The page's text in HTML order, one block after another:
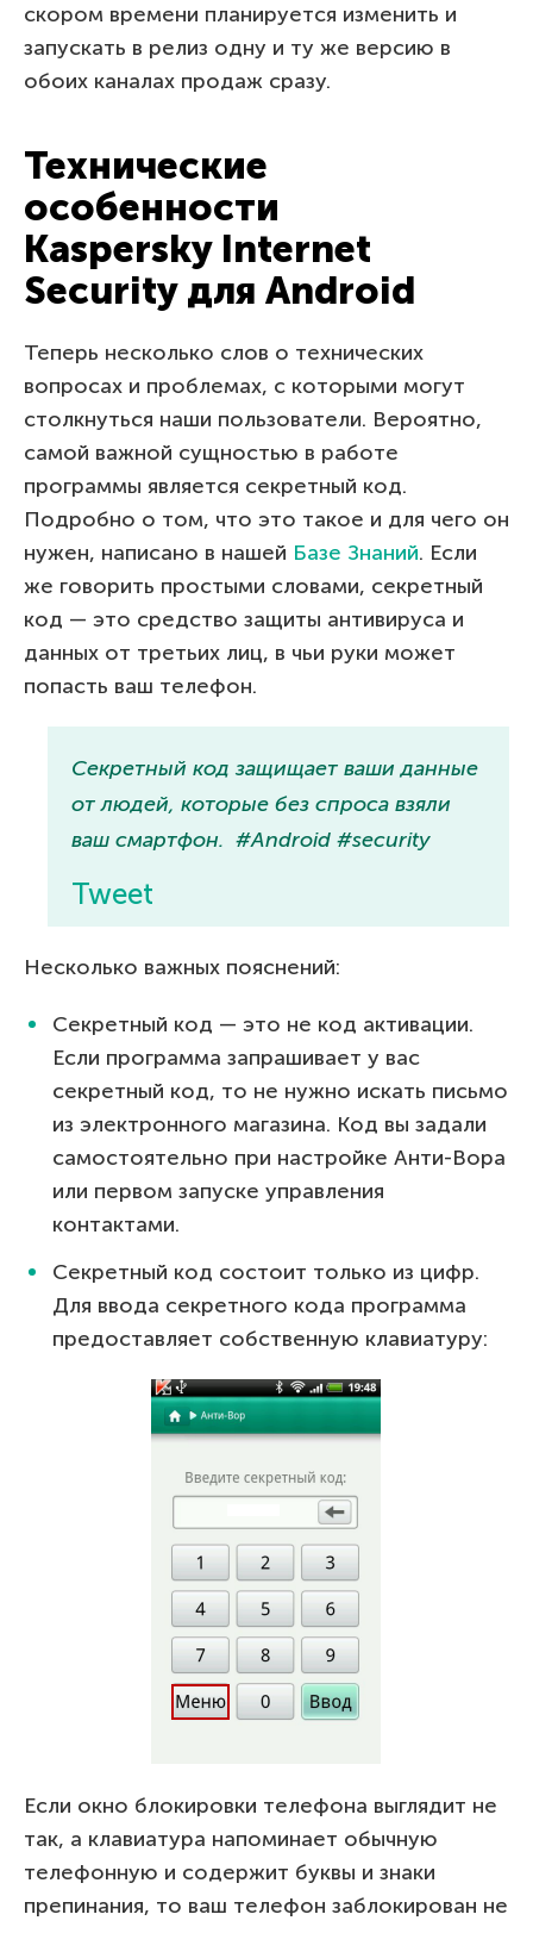
скором времени планируется изменить и
запускать в релиз одну и ту же версию в
обоих каналах продаж сразу.
Технические
особенности
Kaspersky Internet
Security для Android
Теперь несколько слов о технических
вопросах и проблемах, с которыми могут
столкнуться наши пользователи. Вероятно,
самой важной сущностью в работе
программы является секретный код.
Подробно о том, что это такое и для чего он
нужен, написано в нашей Базе Знаний. Если
же говорить простыми словами, секретный
код — это средство защиты антивируса и
данных от третьих лиц, в чьи руки может
попасть ваш телефон.
Секретный код защищает ваши данные
от людей, которые без спроса взяли
ваш смартфон. #Android #security
Tweet
Несколько важных пояснений:
Секретный код — это не код активации.
Если программа запрашивает у вас
секретный код, то не нужно искать письмо
из электронного магазина. Код вы задали
самостоятельно при настройке Анти-Вора
или первом запуске управления
контактами.
Секретный код состоит только из цифр.
Для ввода секретного кода программа
предоставляет собственную клавиатуру:
Если окно блокировки телефона выглядит не
так, а клавиатура напоминает обычную
телефонную и содержит буквы и знаки
препинания, то ваш телефон заблокирован не